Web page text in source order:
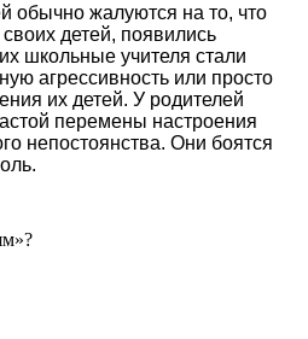
обычно жалуются на то, что
детей, появились
школьные учителя стали
агрессивность или просто
их детей. У родителей
перемены настроения
непостоянства. Они боятся